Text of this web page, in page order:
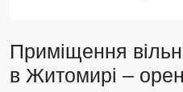
Приміщення
в Житомирі –